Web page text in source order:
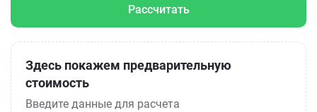
Рассчитать
Здесь покажем предварительную
стоимость
Введите данные для расчета